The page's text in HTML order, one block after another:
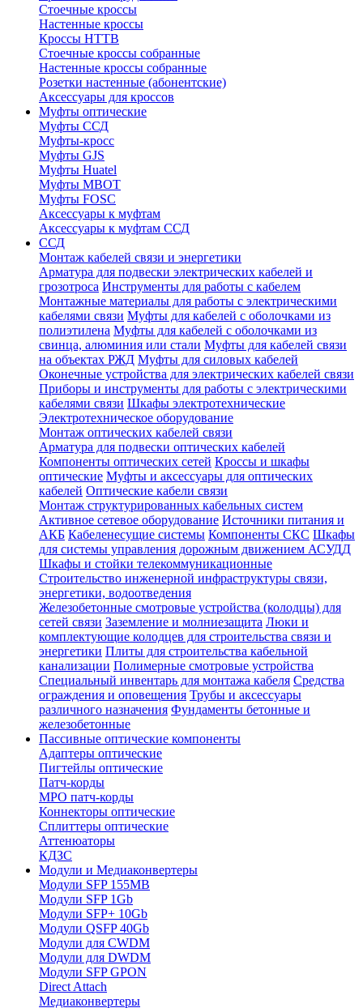
Стоечные кроссы
Настенные кроссы
Кроссы HTTB
Стоечные кроссы собранные
Настенные кроссы собранные
Розетки настенные (абонентские)
Аксессуары для кроссов
Муфты оптические
Муфты ССД
Муфты-кросс
Муфты GJS
Муфты Huatel
Муфты МВОТ
Муфты FOSC
Аксессуары к муфтам
Аксессуары к муфтам ССД
ССД
Монтаж кабелей связи и энергетики
Арматура для подвески электрических кабелей и
грозотроса Инструменты для работы с кабелем
Монтажные материалы для работы с электрическими
кабелями связи Муфты для кабелей с оболочками из
полиэтилена Муфты для кабелей с оболочками из
свинца, алюминия или стали Муфты для кабелей связи
на объектах РЖД Муфты для силовых кабелей
Оконечные устройства для электрических кабелей связи
Приборы и инструменты для работы с электрическими
кабелями связи Шкафы электротехнические
Электротехническое оборудование
Монтаж оптических кабелей связи
Арматура для подвески оптических кабелей
Компоненты оптических сетей Кроссы и шкафы
оптические Муфты и аксессуары для оптических
кабелей Оптические кабели связи
Монтаж структурированных кабельных систем
Активное сетевое оборудование Источники питания и
АКБ Кабеленесущие системы Компоненты СКС Шкафы
для системы управления дорожным движением АСУДД
Шкафы и стойки телекоммуникационные
Строительство инженерной инфраструктуры связи,
энергетики, водоотведения
Железобетонные смотровые устройства (колодцы) для
сетей связи Заземление и молниезащита Люки и
комплектующие колодцев для строительства связи и
энергетики Плиты для строительства кабельной
канализации Полимерные смотровые устройства
Специальный инвентарь для монтажа кабеля Средства
ограждения и оповещения Трубы и аксессуары
различного назначения Фундаменты бетонные и
железобетонные
Пассивные оптические компоненты
Адаптеры оптические
Пигтейлы оптические
Патч-корды
MPO патч-корды
Коннекторы оптические
Сплиттеры оптические
Аттенюаторы
КДЗС
Модули и Медиаконвертеры
Модули SFP 155MB
Модули SFP 1Gb
Модули SFP+ 10Gb
Модули QSFP 40Gb
Модули для CWDM
Модули для DWDM
Модули SFP GPON
Direct Attach
Медиаконвертеры